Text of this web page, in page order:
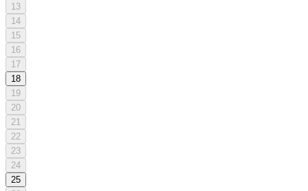
13
14
15
16
17
18
19
20
21
22
23
24
25